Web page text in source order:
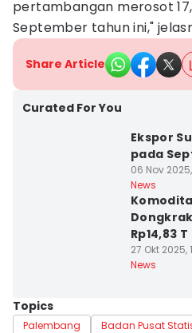
pertambangan merosot
September tahun ini,"
Share Article
Curated For You
Ekspor
pada
06 Nov
News
Rp14,83 T
27 Okt 2025,
News
Topics
Palembang Badan Pusat